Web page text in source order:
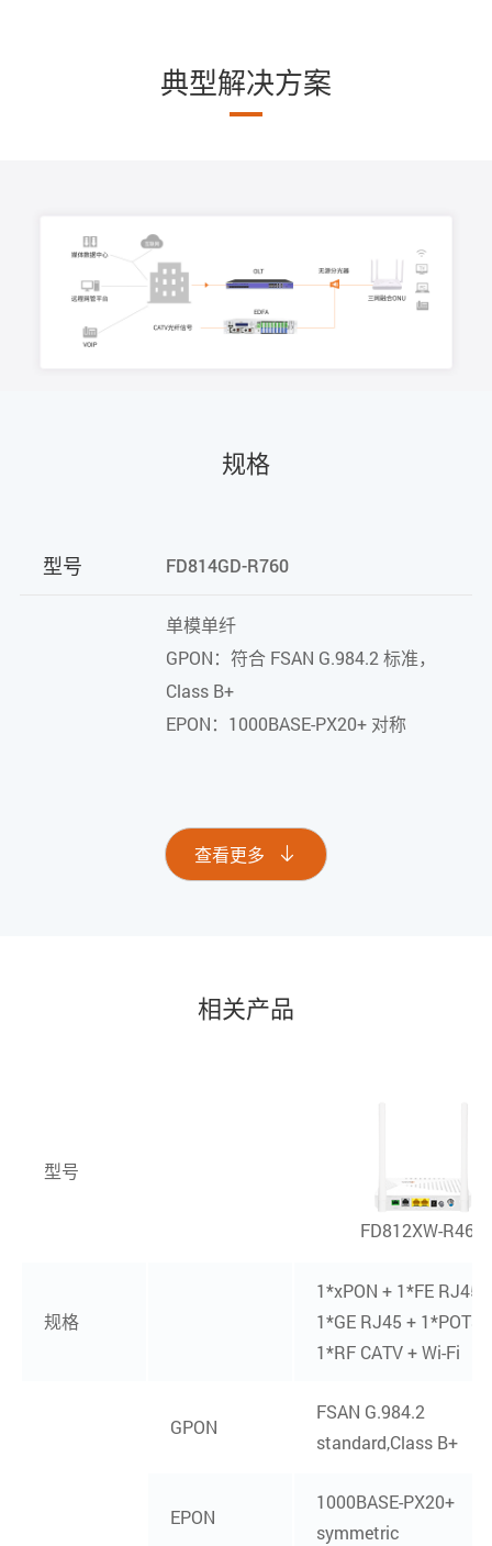
典型解决方案
规格
型号 FD814GD-R760
单模单纤
GPON：符合 FSAN G.984.2 标准，
Class B+
EPON：1000BASE-PX20+ 对称
EPON：1.25Gbps 下行/上行
波长：发射：1310nm；接收：
1490nm
EPON：-3dBm
Interface
4个10/100/1000M自适应RJ45端口
RJ45，自动MDI/MDI-X
IEEE802.11a/n/ac(5G)
Max rate: 867Mbps(5G)
MAX TX power 2.4G:17dBm
查看更多 
相关产品
型号
FD812XW-R460
规格
1*xPON + 1*FE RJ45
1*GE RJ45 + 1*POTS
1*RF CATV + Wi-Fi
GPON
FSAN G.984.2
standard,Class B+
EPON
1000BASE-PX20+
symmetric